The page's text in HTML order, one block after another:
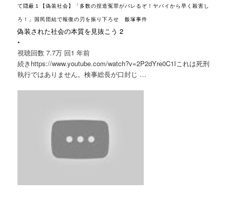
て隠蔽１【偽装社会】「多数の捏造冤罪がバレるぞ！ヤバイから早く殺害し
ろ！」国民団結で報復の刃を振り下ろせ 飯塚事件
偽装された社会の本質を見抜こう 2
•
視聴回数 7.7万 回1 年前
続きhttps://www.youtube.com/watch?v=2P2dYre0C1Iこれは死刑
執行ではありません。検事総長が口封じ …